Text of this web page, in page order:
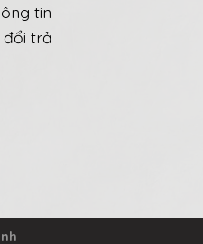
tin
đổi trả